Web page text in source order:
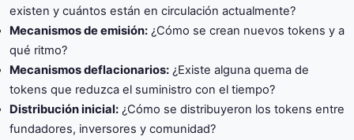
existen y cuántos están en circulación actualmente?
Mecanismos de emisión: ¿Cómo se crean nuevos tokens y a
qué ritmo?
Mecanismos deflacionarios: ¿Existe alguna quema de
tokens que reduzca el suministro con el tiempo?
Distribución inicial: ¿Cómo se distribuyeron los tokens entre
fundadores, inversores y comunidad?